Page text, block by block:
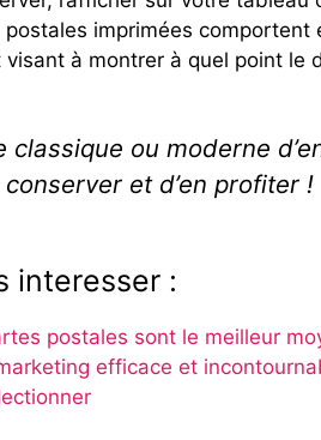
postales imprimées
à montrer à quel point le
classique ou moderne
et d’en profiter !
interesser :
postales sont le meilleur
efficace et